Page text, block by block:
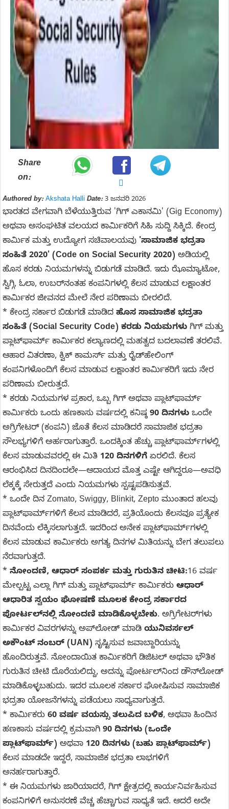
Share
on:
Authored by: Akshata Halli Date:3 ಜನವರಿ 2026
ಭಾರತದ ವೇಗವಾಗಿ ಬೆಳೆಯುತ್ತಿರುವ 'ಗಿಗ್ ಎಕಾನಮಿ' (Gig Economy)
ಅಥವಾ ಅಸಂಘಟಿತ ವಲಯದ ಕಾರ್ಮಿಕರಿಗೆ ಸಿಹಿ ಸುದ್ದಿ ಸಿಕ್ಕಿದೆ. ಕೇಂದ್ರ
ಕಾರ್ಮಿಕ ಮತ್ತು ಉದ್ಯೋಗ ಸಚಿವಾಲಯವು 'ಸಾಮಾಜಿಕ ಭದ್ರತಾ
ಸಂಹಿತೆ 2020' (Code on Social Security 2020) ಅಡಿಯಲ್ಲಿ
ಹೊಸ ಕರಡು ನಿಯಮಗಳನ್ನು ಬಿಡುಗಡೆ ಮಾಡಿದೆ. ಇದು ಝೊಮ್ಯಾಟೋ,
ಸ್ವಿಗ್ಗಿ, ಓಲಾ, ಉಬರ್‌ನಂತಹ ಕಂಪನಿಗಳಲ್ಲಿ ಕೆಲಸ ಮಾಡುವ ಲಕ್ಷಾಂತರ
ಕಾರ್ಮಿಕರ ಜೀವನದ ಮೇಲೆ ನೇರ ಪರಿಣಾಮ ಬೀರಲಿದೆ.
* ಕೇಂದ್ರ ಸರ್ಕಾರ ಬಿಡುಗಡೆ ಮಾಡಿದ ಹೊಸ ಸಾಮಾಜಿಕ ಭದ್ರತಾ
ಸಂಹಿತೆ (Social Security Code) ಕರಡು ನಿಯಮಗಳು ಗಿಗ್ ಮತ್ತು
ಪ್ಲಾಟ್‌ಫಾರ್ಮ್ ಕಾರ್ಮಿಕರ ಕಲ್ಯಾಣದಲ್ಲಿ ಮಹತ್ವದ ಬದಲಾವಣೆ ತರಲಿವೆ.
ಆಹಾರ ವಿತರಣಾ, ಕ್ವಿಕ್ ಕಾಮರ್ಸ್ ಮತ್ತು ರೈಡ್‌ಹೇಲಿಂಗ್‌
ಕಂಪನಿಗಳೊಂದಿಗೆ ಕೆಲಸ ಮಾಡುವ ಲಕ್ಷಾಂತರ ಕಾರ್ಮಿಕರಿಗೆ ಇದು ನೇರ
ಪರಿಣಾಮ ಬೀರುತ್ತದೆ.
* ಕರಡು ನಿಯಮಗಳ ಪ್ರಕಾರ, ಒಬ್ಬ ಗಿಗ್ ಅಥವಾ ಪ್ಲಾಟ್‌ಫಾರ್ಮ್
ಕಾರ್ಮಿಕರು ಒಂದು ಹಣಕಾಸು ವರ್ಷದಲ್ಲಿ ಕನಿಷ್ಠ90 ದಿನಗಳು ಒಂದೇ
ಅಗ್ರಿಗೇಟರ್‌ (ಕಂಪನಿ) ಜೊತೆ ಕೆಲಸ ಮಾಡಿದರೆ ಸಾಮಾಜಿಕ ಭದ್ರತಾ
ಸೌಲಭ್ಯಗಳಿಗೆ ಅರ್ಹರಾಗುತ್ತಾರೆ. ಒಂದಕ್ಕಿಂತ ಹೆಚ್ಚು ಪ್ಲಾಟ್‌ಫಾರ್ಮ್‌ಗಳಲ್ಲಿ
ಕೆಲಸ ಮಾಡುವವರಲ್ಲಿ ಈ ಮಿತಿ 120 ದಿನಗಳಿಗೆ ಏರಲಿದೆ. ಕೆಲಸ
ಆರಂಭಿಸಿದ ದಿನದಿಂದಲೇ—ಆದಾಯದ ಮೊತ್ತ ಎಷ್ಟೇ ಆಗಿದ್ದರೂ—ಅವಧಿ
ಲೆಕ್ಕಕ್ಕೆ ಸೇರುತ್ತದೆ ಎಂದು ನಿಯಮಗಳು ಸ್ಪಷ್ಟಪಡಿಸುತ್ತವೆ.
* ಒಂದೇ ದಿನ Zomato, Swiggy, Blinkit, Zepto ಮುಂತಾದ ಹಲವು
ಪ್ಲಾಟ್‌ಫಾರ್ಮ್‌ಗಳಿಗೆ ಕೆಲಸ ಮಾಡಿದರೆ, ಪ್ರತಿಯೊಂದು ಕೆಲಸವೂ ಪ್ರತ್ಯೇಕ
ದಿನವೆಂದು ಲೆಕ್ಕಿಸಲಾಗುತ್ತದೆ. ಇದರಿಂದ ಅನೇಕ ಪ್ಲಾಟ್‌ಫಾರ್ಮ್‌ಗಳಲ್ಲಿ
ಕೆಲಸ ಮಾಡುವ ಕಾರ್ಮಿಕರು ಅಗತ್ಯ ದಿನಗಳ ಮಿತಿಯನ್ನು ಬೇಗ ತಲುಪಲು
ನೆರವಾಗುತ್ತದೆ.
* ನೋಂದಣಿ, ಆಧಾರ್ ಸಂಪರ್ಕ ಮತ್ತು ಗುರುತಿನ ಚೀಟಿ:16 ವರ್ಷ
ಮೇಲ್ಪಟ್ಟ ಎಲ್ಲಾ ಗಿಗ್ ಮತ್ತು ಪ್ಲಾಟ್‌ಫಾರ್ಮ್ ಕಾರ್ಮಿಕರು ಆಧಾರ್
ಆಧಾರಿತ ಸ್ವಯಂ ಘೋಷಣೆ ಮೂಲಕ ಕೇಂದ್ರ ಸರ್ಕಾರದ
ಪೋರ್ಟಲ್‌ನಲ್ಲಿ ನೋಂದಣಿ ಮಾಡಿಕೊಳ್ಳಬೇಕು. ಅಗ್ರಿಗೇಟರ್‌ಗಳು
ಕಾರ್ಮಿಕರ ವಿವರಗಳನ್ನು ಅಪ್‌ಲೋಡ್ ಮಾಡಿ ಯುನಿವರ್ಸಲ್
ಅಕೌಂಟ್ ನಂಬರ್ (UAN) ಸೃಷ್ಟಿಸುವ ಜವಾಬ್ದಾರಿಯನ್ನು
ಹೊಂದಿರುತ್ತವೆ. ನೋಂದಾಯಿತ ಕಾರ್ಮಿಕರಿಗೆ ಡಿಜಿಟಲ್ ಅಥವಾ ಭೌತಿಕ
ಗುರುತಿನ ಚೀಟಿ ದೊರೆಯಲಿದ್ದು, ಅದನ್ನು ಪೋರ್ಟಲ್‌ನಿಂದ ಡೌನ್‌ಲೋಡ್
ಮಾಡಿಕೊಳ್ಳಬಹುದು. ಇದರ ಮೂಲಕ ಸರ್ಕಾರ ಘೋಷಿಸುವ ಸಾಮಾಜಿಕ
ಭದ್ರತಾ ಯೋಜನೆಗಳನ್ನು ಪಡೆಯಲು ಸಾಧ್ಯವಾಗುತ್ತದೆ.
* ಕಾರ್ಮಿಕರು 60 ವರ್ಷ ವಯಸ್ಸು ತಲುಪಿದ ಬಳಿಕ, ಅಥವಾ ಹಿಂದಿನ
ಹಣಕಾಸು ವರ್ಷದಲ್ಲಿ ಕ್ರಮವಾಗಿ 90 ದಿನಗಳು (ಒಂದೇ
ಪ್ಲಾಟ್‌ಫಾರ್ಮ್) ಅಥವಾ 120 ದಿನಗಳು (ಬಹು ಪ್ಲಾಟ್‌ಫಾರ್ಮ್)
ಕೆಲಸ ಮಾಡದೇ ಇದ್ದರೆ, ಸಾಮಾಜಿಕ ಭದ್ರತಾ ಲಾಭಗಳಿಗೆ
ಅನರ್ಹರಾಗುತ್ತಾರೆ.
* ಈ ನಿಯಮಗಳು ಜಾರಿಯಾದರೆ, ಗಿಗ್ ಕ್ಷೇತ್ರದಲ್ಲಿ ಕಾರ್ಯನಿರ್ವಹಿಸುವ
ಕಂಪನಿಗಳಿಗೆ ಅನುಸರಣೆ ವೆಚ್ಚ ಹೆಚ್ಚಾಗುವ ಸಾಧ್ಯತೆ ಇದೆ. ಆದರೆ ಅದೇ